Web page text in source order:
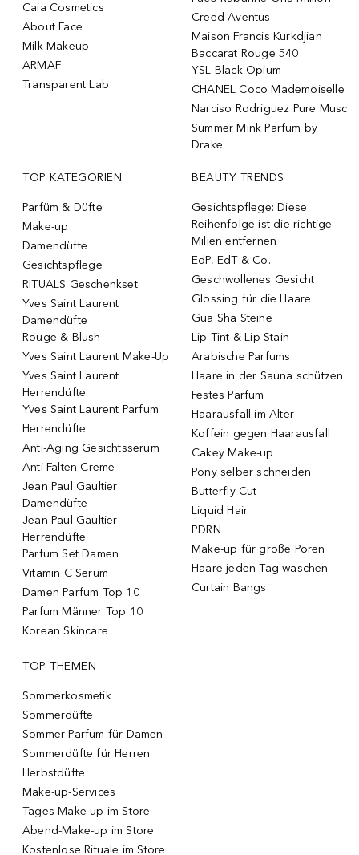
Caia Cosmetics
About Face
Milk Makeup
ARMAF
Transparent Lab
Creed Aventus
Maison Francis Kurkdjian
Baccarat Rouge 540
YSL Black Opium
CHANEL Coco Mademoiselle
Narciso Rodriguez Pure Musc
Summer Mink Parfum by
Drake
TOP KATEGORIEN
Parfüm & Düfte
Make-up
Damendüfte
Gesichtspflege
RITUALS Geschenkset
Yves Saint Laurent
Damendüfte
Rouge & Blush
Yves Saint Laurent Make-Up
Yves Saint Laurent
Herrendüfte
Yves Saint Laurent Parfum
Herrendüfte
Anti-Aging Gesichtsserum
Anti-Falten Creme
Jean Paul Gaultier
Damendüfte
Jean Paul Gaultier
Herrendüfte
Parfum Set Damen
Vitamin C Serum
Damen Parfum Top 10
Parfum Männer Top 10
Korean Skincare
BEAUTY TRENDS
Gesichtspflege: Diese
Reihenfolge ist die richtige
Milien entfernen
EdP, EdT & Co.
Geschwollenes Gesicht
Glossing für die Haare
Gua Sha Steine
Lip Tint & Lip Stain
Arabische Parfums
Haare in der Sauna schützen
Festes Parfum
Haarausfall im Alter
Koffein gegen Haarausfall
Cakey Make-up
Pony selber schneiden
Butterfly Cut
Liquid Hair
PDRN
Make-up für große Poren
Haare jeden Tag waschen
Curtain Bangs
TOP THEMEN
Sommerkosmetik
Sommerdüfte
Sommer Parfum für Damen
Sommerdüfte für Herren
Herbstdüfte
Make-up-Services
Tages-Make-up im Store
Abend-Make-up im Store
Kostenlose Rituale im Store